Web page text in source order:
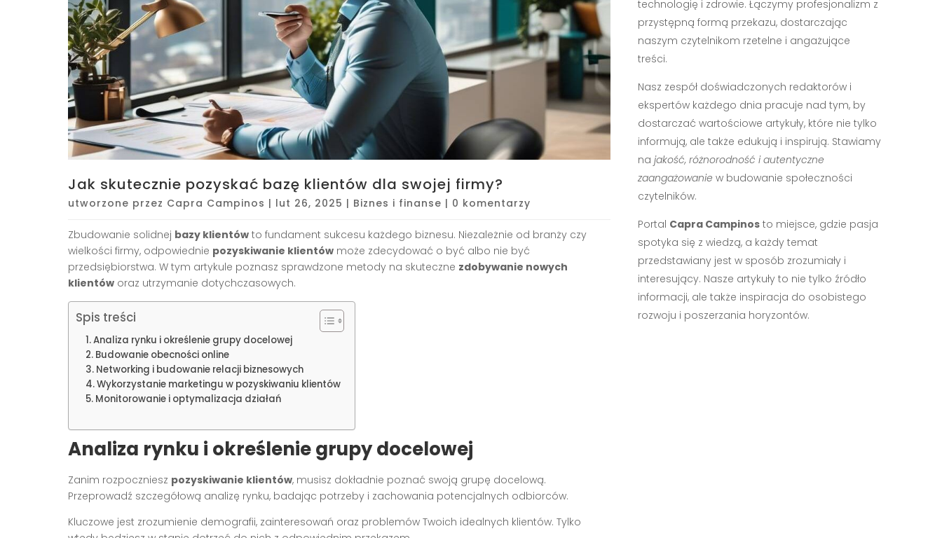
Jak skutecznie pozyskać bazę klientów dla swojej firmy?
utworzone przez Capra Campinos | lut 26, 2025 | Biznes i finanse | 0 komentarzy
Zbudowanie solidnej bazy klientów to fundament sukcesu każdego biznesu. Niezależnie od branży czy
wielkości firmy, odpowiednie pozyskiwanie klientów może zdecydować o być albo nie być
przedsiębiorstwa. W tym artykule poznasz sprawdzone metody na skuteczne zdobywanie nowych
klientów oraz utrzymanie dotychczasowych.
Spis treści
Analiza rynku i określenie grupy docelowej
Budowanie obecności online
Networking i budowanie relacji biznesowych
Wykorzystanie marketingu w pozyskiwaniu klientów
Monitorowanie i optymalizacja działań
Analiza rynku i określenie grupy docelowej
Zanim rozpoczniesz pozyskiwanie klientów, musisz dokładnie poznać swoją grupę docelową.
Przeprowadź szczegółową analizę rynku, badając potrzeby i zachowania potencjalnych odbiorców.
Kluczowe jest zrozumienie demografii, zainteresowań oraz problemów Twoich idealnych klientów. Tylko
technologię i zdrowie. Łączymy profesjonalizm z
przystępną formą przekazu, dostarczając
naszym czytelnikom rzetelne i angażujące
treści.
Nasz zespół doświadczonych redaktorów i
ekspertów każdego dnia pracuje nad tym, by
dostarczać wartościowe artykuły, które nie tylko
informują, ale także edukują i inspirują. Stawiamy
na jakość, różnorodność i autentyczne
zaangażowanie w budowanie społeczności
czytelników.
Portal Capra Campinosto miejsce, gdzie pasja
spotyka się z wiedzą, a każdy temat
przedstawiany jest w sposób zrozumiały i
interesujący. Nasze artykuły to nie tylko źródło
informacji, ale także inspiracja do osobistego
rozwoju i poszerzania horyzontów.